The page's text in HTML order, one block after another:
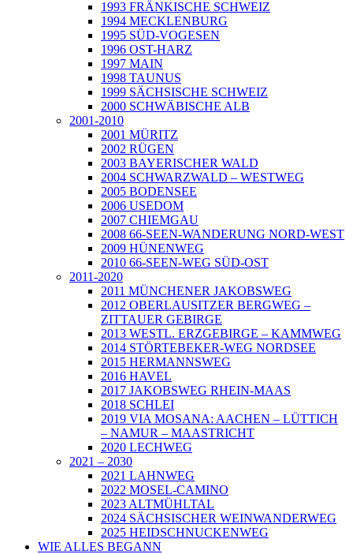
1993 FRÄNKISCHE SCHWEIZ
1994 MECKLENBURG
1995 SÜD-VOGESEN
1996 OST-HARZ
1997 MAIN
1998 TAUNUS
1999 SÄCHSISCHE SCHWEIZ
2000 SCHWÄBISCHE ALB
2001-2010
2001 MÜRITZ
2002 RÜGEN
2003 BAYERISCHER WALD
2004 SCHWARZWALD – WESTWEG
2005 BODENSEE
2006 USEDOM
2007 CHIEMGAU
2008 66-SEEN-WANDERUNG NORD-WEST
2009 HÜNENWEG
2010 66-SEEN-WEG SÜD-OST
2011-2020
2011 MÜNCHENER JAKOBSWEG
2012 OBERLAUSITZER BERGWEG –
ZITTAUER GEBIRGE
2013 WESTL. ERZGEBIRGE – KAMMWEG
2014 STÖRTEBEKER-WEG NORDSEE
2015 HERMANNSWEG
2016 HAVEL
2017 JAKOBSWEG RHEIN-MAAS
2018 SCHLEI
2019 VIA MOSANA: AACHEN – LÜTTICH
– NAMUR – MAASTRICHT
2020 LECHWEG
2021 – 2030
2021 LAHNWEG
2022 MOSEL-CAMINO
2023 ALTMÜHLTAL
2024 SÄCHSISCHER WEINWANDERWEG
2025 HEIDSCHNUCKENWEG
WIE ALLES BEGANN